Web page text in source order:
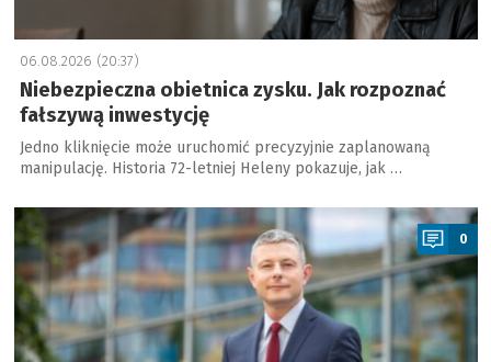
06.08.2026 (20:37)
Niebezpieczna obietnica zysku. Jak rozpoznać
fałszywą inwestycję
Jedno kliknięcie może uruchomić precyzyjnie zaplanowaną
manipulację. Historia 72-letniej Heleny pokazuje, jak …
a
0